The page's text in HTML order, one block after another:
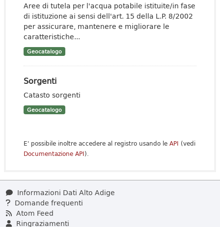
Aree di tutela per l'acqua potabile istituite/in fase
di istituzione ai sensi dell'art. 15 della L.P. 8/2002
per assicurare, mantenere e migliorare le
caratteristiche...
Geocatalogo
Sorgenti
Catasto sorgenti
Geocatalogo
E' possibile inoltre accedere al registro usando le API (vedi
Documentazione API).
Informazioni Dati Alto Adige
Domande frequenti
Atom Feed
Ringraziamenti